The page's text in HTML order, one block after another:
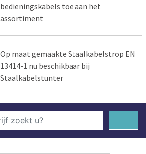
bedieningskabels toe aan het
assortiment
Op maat gemaakte Staalkabelstrop EN
13414-1 nu beschikbaar bij
Staalkabelstunter